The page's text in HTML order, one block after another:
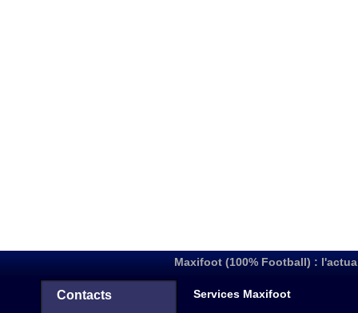
Maxifoot (100% Football) :
Contacts Services Maxifoot